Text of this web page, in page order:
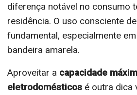
diferença notável no consumo
residência. O uso consciente
fundamental, especialmente
bandeira amarela.
Aproveitar a capacidade
eletrodomésticos é outra dica